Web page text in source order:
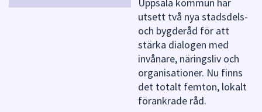
Uppsala kommun har
utsett två nya stadsdels-
och bygderåd för att
stärka dialogen med
invånare, näringsliv och
organisationer. Nu finns
det totalt femton, lokalt
förankrade råd.